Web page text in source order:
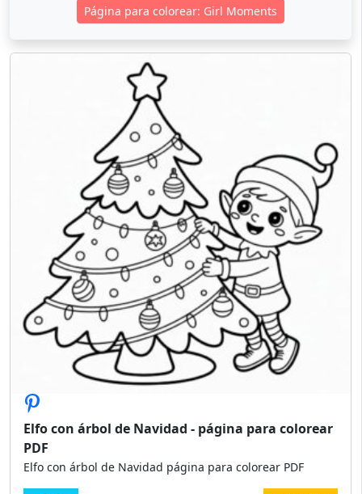
Página para colorear: Girl Moments
Elfo con árbol de Navidad - página para colorear
PDF
Elfo con árbol de Navidad página para colorear PDF